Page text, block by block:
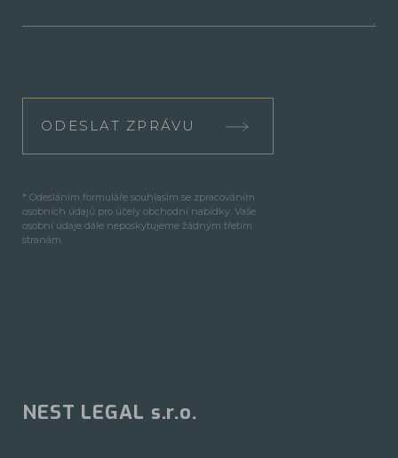
ODESLAT ZPRÁVU
* Odesláním formuláře souhlasím se zpracováním
osobních údajů pro účely obchodní nabídky. Vaše
osobní údaje dále neposkytujeme žádným třetím
stranám.
NEST LEGAL s.r.o.